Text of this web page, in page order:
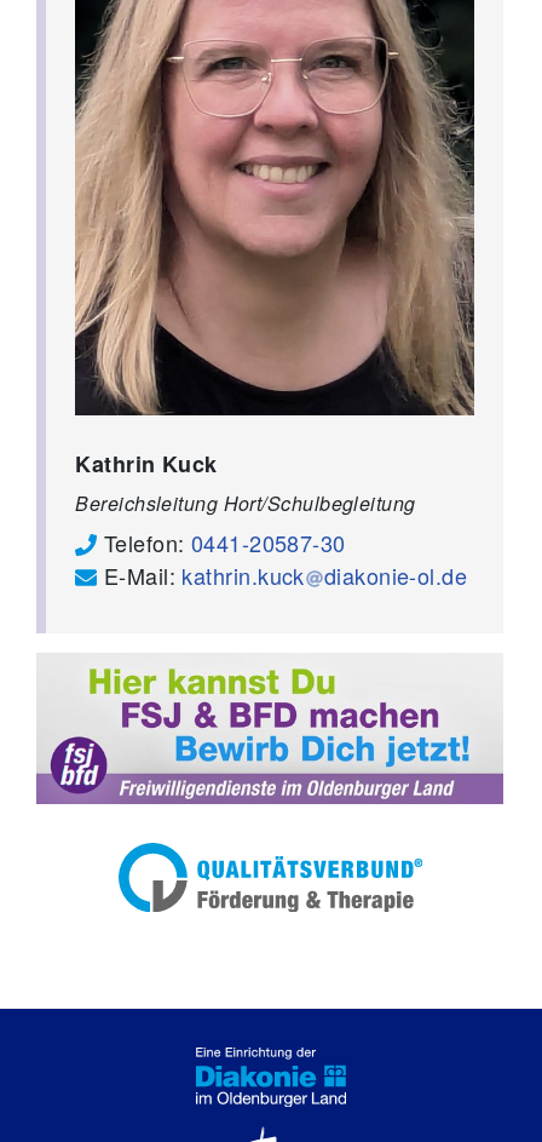
Kathrin Kuck
Bereichsleitung Hort/Schulbegleitung
Telefon: 0441-20587-30
E-Mail: kathrin.kuck diakonie-ol.de